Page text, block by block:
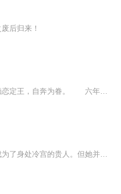
后归来！